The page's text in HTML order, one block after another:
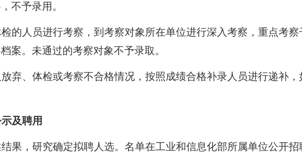
不予录用。
的人员进行考察，到考察对象所在单位进行深入考察，重点考
案。未通过的考察对象不予录取。
弃、体检或考察不合格情况，按照成绩合格补录人员进行递补
示及聘用
果，研究确定拟聘人选。名单在工业和信息化部所属单位公开